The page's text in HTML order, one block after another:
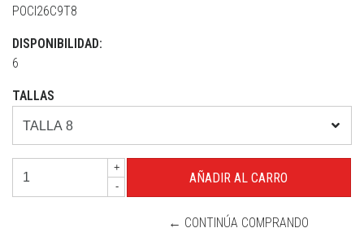
POCI26C9T8
DISPONIBILIDAD:
6
TALLAS
+
-
← CONTINÚA COMPRANDO